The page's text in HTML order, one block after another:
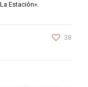
Estación».
38